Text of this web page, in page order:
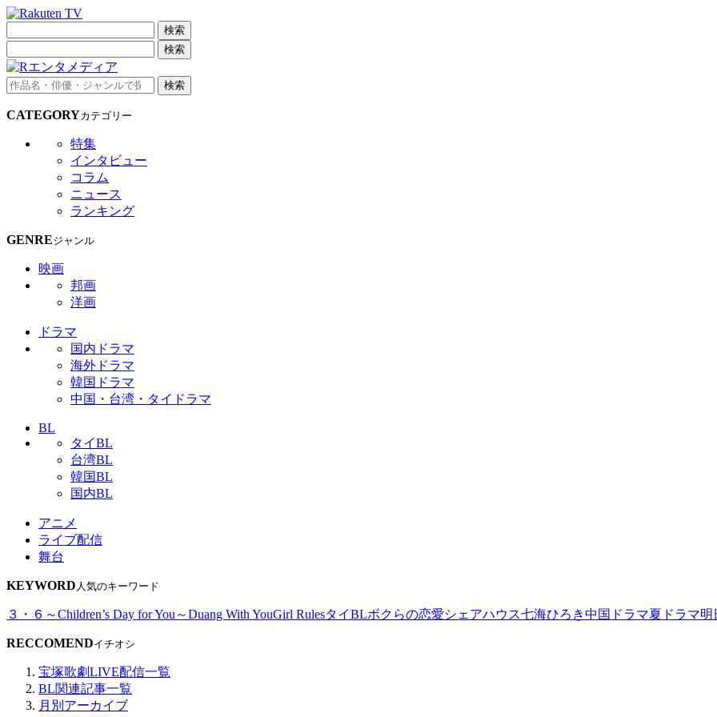
検索
検索
検索
CATEGORYカテゴリー
特集
インタビュー
コラム
ニュース
ランキング
GENREジャンル
映画
邦画
洋画
ドラマ
国内ドラマ
海外ドラマ
韓国ドラマ
中国・台湾・タイドラマ
BL
タイBL
台湾BL
韓国BL
国内BL
アニメ
ライブ配信
舞台
KEYWORD 人気のキーワード
３・６～Children’s Day for You～Duang With YouGirl RulesタイBLボクらの恋愛シェアハウス七海ひろき中国ドラマ夏ドラマ明
RECCOMENDイチオシ
宝塚歌劇LIVE配信一覧
BL関連記事一覧
月別アーカイブ